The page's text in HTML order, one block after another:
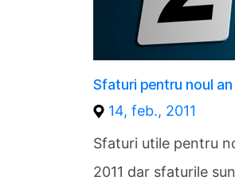
Sfaturi pentru noul an
14, feb., 2011
Sfaturi utile pentru
2011 dar sfaturile